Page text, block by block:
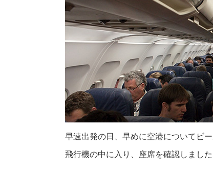
早速出発の日、早めに空港についてビ
飛行機の中に入り、座席を確認しました